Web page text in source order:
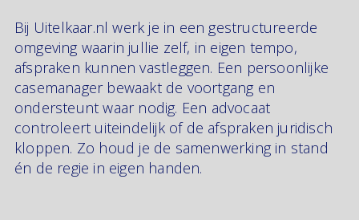
Bij Uitelkaar.nl werk je in een gestructureerde
omgeving waarin jullie zelf, in eigen tempo,
afspraken kunnen vastleggen. Een persoonlijke
casemanager bewaakt de voortgang en
ondersteunt waar nodig. Een advocaat
controleert uiteindelijk of de afspraken juridisch
kloppen. Zo houd je de samenwerking in stand
én de regie in eigen handen.